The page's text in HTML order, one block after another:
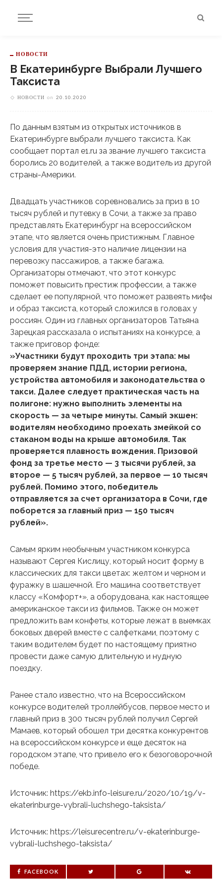
НОВОСТИ
В Екатеринбурге Выбрали Лучшего
Таксиста
НОВОСТИ on 20.10.2020
По данным взятым из открытых источников в
Екатеринбурге выбрали лучшего таксиста. Как
сообщает портал e1.ru за звание лучшего таксиста
боролись 20 водителей, а также водитель из другой
страны-Америки.
Двадцать участников соревновались за приз в 10
тысяч рублей и путевку в Сочи, а также за право
представлять Екатеринбург на всероссийском
этапе, что является очень пристижным. Главное
условия для участия-это наличие лицензии на
перевозку пассажиров, а также багажа.
Организаторы отмечают, что этот конкурс
поможет повысить престиж профессии, а также
сделает ее популярной, что поможет развеять мифы
и образ таксиста, который сложился в головах у
россиян. Один из главных организаторов Татьяна
Зарецкая рассказала о испытаниях на конкурсе, а
также приговор фонде:
»Участники будут проходить три этапа: мы
проверяем знание ПДД, истории региона,
устройства автомобиля и законодательства о
такси. Далее следует практическая часть на
полигоне: нужно выполнить элементы на
скорость — за четыре минуты. Самый экшен:
водителям необходимо проехать змейкой со
стаканом воды на крыше автомобиля. Так
проверяется плавность вождения. Призовой
фонд за третье место — 3 тысячи рублей, за
второе — 5 тысяч рублей, за первое — 10 тысяч
рублей. Помимо этого, победитель
отправляется за счет организатора в Сочи, где
поборется за главный приз — 150 тысяч
рублей».
Самым ярким необычным участником конкурса
называют Сергея Кислицу, который носит форму в
классических для такси цветах: желтом и черном и
фуражку в шашечной. Его машина соответствует
классу «Комфорт+», а оборудована, как настоящее
американское такси из фильмов. Также он может
предложить вам конфеты, которые лежат в выемках
боковых дверей вместе с салфетками, поэтому с
таким водителем будет по настоящему приятно
провести даже самую длительную и нудную
поездку.
Ранее стало известно, что на Всероссийском
конкурсе водителей троллейбусов, первое место и
главный приз в 300 тысяч рублей получил Сергей
Мамаев, который обошел три десятка конкурентов
на всероссийском конкурсе и еще десяток на
городском этапе, что привело его к безоговорочной
победе.
Источник: https://ekb.info-leisure.ru/2020/10/19/v-
ekaterinburge-vybrali-luchshego-taksista/
Источник: https://leisurecentre.ru/v-ekaterinburge-
vybrali-luchshego-taksista/
FACEBOOK